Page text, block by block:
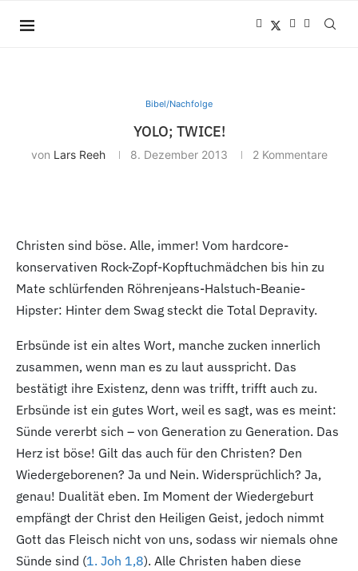
Bibel/Nachfolge
YOLO; TWICE!
von Lars Reeh 8. Dezember 2013 2 Kommentare
Christen sind böse. Alle, immer! Vom hardcore-
konservativen Rock-Zopf-Kopftuchmädchen bis hin zu
Mate schlürfenden Röhrenjeans-Halstuch-Beanie-
Hipster: Hinter dem Swag steckt die Total Depravity.
Erbsünde ist ein altes Wort, manche zucken innerlich
zusammen, wenn man es zu laut ausspricht. Das
bestätigt ihre Existenz, denn was trifft, trifft auch zu.
Erbsünde ist ein gutes Wort, weil es sagt, was es meint:
Sünde vererbt sich – von Generation zu Generation. Das
Herz ist böse! Gilt das auch für den Christen? Den
Wiedergeborenen? Ja und Nein. Widersprüchlich? Ja,
genau! Dualität eben. Im Moment der Wiedergeburt
empfängt der Christ den Heiligen Geist, jedoch nimmt
Gott das Fleisch nicht von uns, sodass wir niemals ohne
Sünde sind (1. Joh 1,8). Alle Christen haben diese